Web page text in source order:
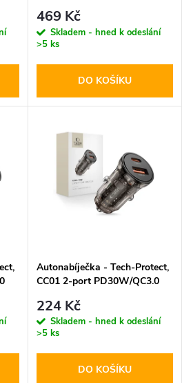
Ultrafast
469 Kč
Skladem - hned k odeslání
>5 ks
DO KOŠÍKU
Autonabíječka - Tech-Protect,
CC01 2-port PD30W/QC3.0
224 Kč
Skladem - hned k odeslání
>5 ks
DO KOŠÍKU